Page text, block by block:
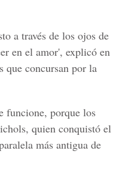
a través de los ojos de
en el amor', explicó en
que concursan por la
funcione, porque los
quien conquistó el
más antigua de